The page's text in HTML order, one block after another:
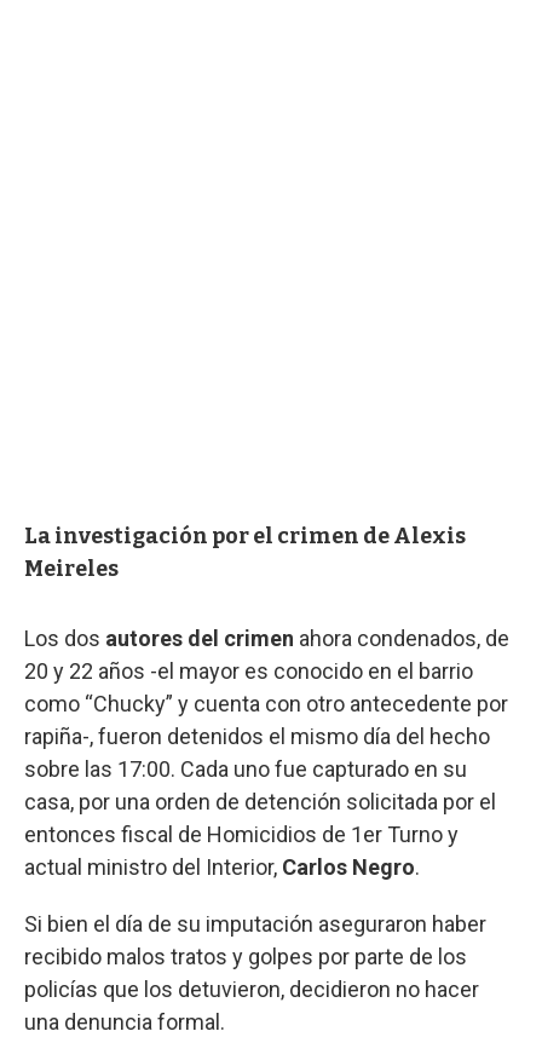
La investigación por el crimen de Alexis
Meireles
Los dos autores del crimen ahora condenados, de
20 y 22 años -el mayor es conocido en el barrio
como “Chucky” y cuenta con otro antecedente por
rapiña-, fueron detenidos el mismo día del hecho
sobre las 17:00. Cada uno fue capturado en su
casa, por una orden de detención solicitada por el
entonces fiscal de Homicidios de 1er Turno y
actual ministro del Interior, Carlos Negro.
Si bien el día de su imputación aseguraron haber
recibido malos tratos y golpes por parte de los
policías que los detuvieron, decidieron no hacer
una denuncia formal.